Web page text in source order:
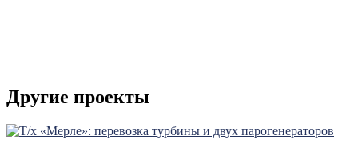
Другие проекты